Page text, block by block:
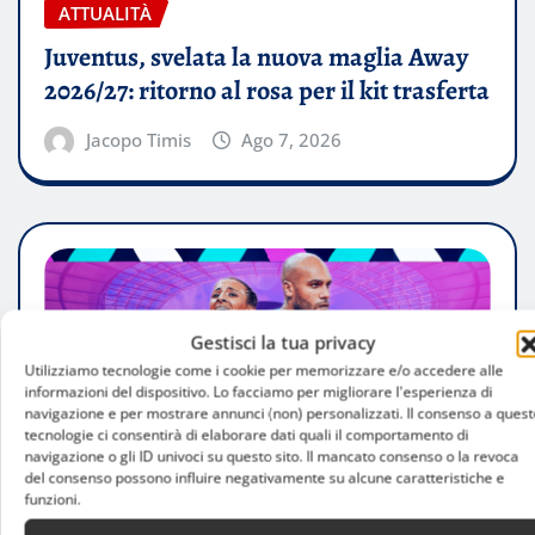
Gestisci la tua privacy
Utilizziamo tecnologie come i cookie per memorizzare e/o accedere alle
informazioni del dispositivo. Lo facciamo per migliorare l'esperienza di
navigazione e per mostrare annunci (non) personalizzati. Il consenso a
tecnologie ci consentirà di elaborare dati quali il comportamento di
navigazione o gli ID univoci su questo sito. Il mancato consenso o la revoca
del consenso possono influire negativamente su alcune caratteristiche e
funzioni.
ATTUALITÀ
Juventus, svelata la nuova maglia Away
2026/27: ritorno al rosa per il kit trasferta
Jacopo Timis Ago 7, 2026